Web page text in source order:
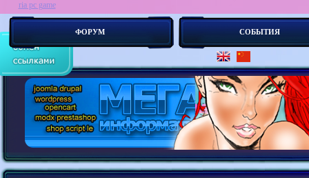
ФОРУМ СОБЫТИЯ
ria pc game